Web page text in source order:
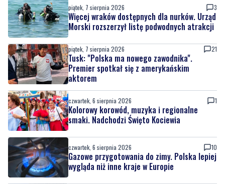
piątek, 7 sierpnia 2026 3
Więcej wraków dostępnych dla nurków. Urząd
Morski rozszerzył listę podwodnych atrakcji
piątek, 7 sierpnia 2026 21
Tusk: "Polska ma nowego zawodnika".
Premier spotkał się z amerykańskim
aktorem
czwartek, 6 sierpnia 2026 1
Kolorowy korowód, muzyka i regionalne
smaki. Nadchodzi Święto Kociewia
czwartek, 6 sierpnia 2026 10
Gazowe przygotowania do zimy. Polska lepiej
wygląda niż inne kraje w Europie